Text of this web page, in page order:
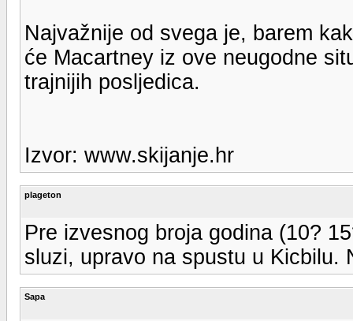
Najvažnije od svega je, barem
će Macartney iz ove neugodne
trajnijih posljedica.
Izvor: www.skijanje.hr
plageton
Pre izvesnog broja godina (10?
sluzi, upravo na spustu u Kicbilu.
Sapa